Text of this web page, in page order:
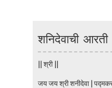
शनिदेवाची आरती
|| श्री ||
जय जय श्री शनीदेवा | पद्मकर